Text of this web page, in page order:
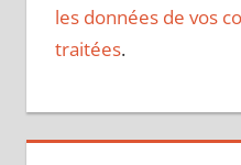
les données de vos
traitées.